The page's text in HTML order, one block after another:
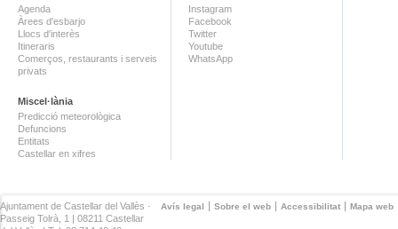
Agenda
Àrees d'esbarjo
Llocs d'interès
Itineraris
Comerços, restaurants i serveis
privats
Miscel·lània
Predicció meteorològica
Defuncions
Entitats
Castellar en xifres
Instagram
Facebook
Twitter
Youtube
WhatsApp
Avís legal Sobre el web Accessibilitat Mapa web
Ajuntament de Castellar del Vallès ·
Passeig Tolrà, 1 | 08211 Castellar